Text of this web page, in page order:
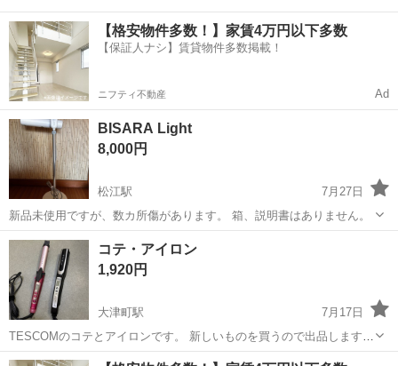
【格安物件多数！】家賃4万円以下多数
【保証人ナシ】賃貸物件多数掲載！
ニフティ不動産 Ad
BISARA Light
8,000円
松江駅
7月27日
新品未使用ですが、数カ所傷があります。 箱、説明書はありません。
島根 松江市
コテ・アイロン
1,920円
大津町駅
7月17日
TESCOMのコテとアイロンです。 新しいものを買うので出品します。
26日に引っ越しするため、それまでにお取り引きできる方でお願いし
島根 出雲市 大津町駅 美容家電 コテ